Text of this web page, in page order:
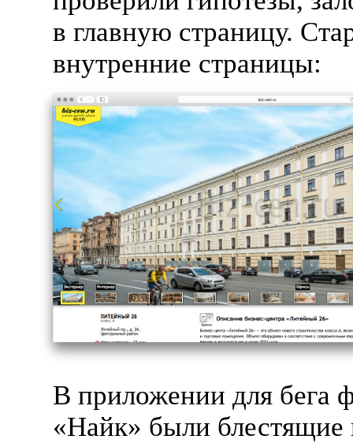
в главную страницу.
внутренние страницы:
В приложении для бега
«Найк» были блестящие